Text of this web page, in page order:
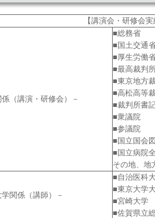
【講演会・研修会実
係（講演・研修会）－
■総務省
■国土交通
■厚生労働
■最高裁判
■東京地方
■高松高等
■裁判所書
■衆議院
■参議院
■国立国会
■国立病院
その地、地
学関係（講師）－
■自治医科
■東京大学
■宮崎大学
■佐賀県立